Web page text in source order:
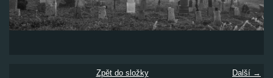
Další →
Zpět do složky